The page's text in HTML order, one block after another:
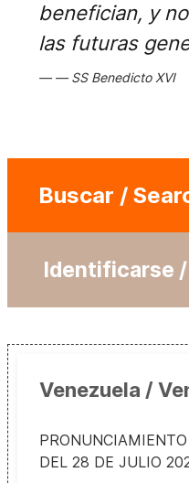
benefician, y
las futuras
SS Benedicto XVI
Buscar /
Identificarse /
Venezuela /
DEL 28 DE JULIO